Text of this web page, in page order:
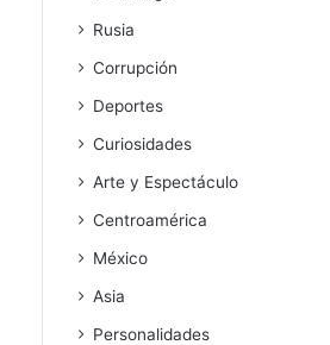
Rusia
Corrupción
Deportes
Curiosidades
Arte y Espectáculo
Centroamérica
México
Asia
Personalidades